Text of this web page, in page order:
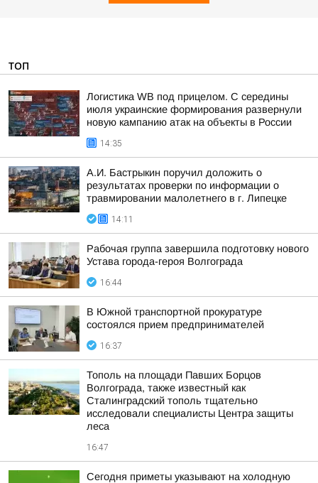
ТОП
Логистика WB под прицелом. С середины
июля украинские формирования развернули
новую кампанию атак на объекты в России
14:35
А.И. Бастрыкин поручил доложить о
результатах проверки по информации о
травмировании малолетнего в г. Липецке
14:11
Рабочая группа завершила подготовку нового
Устава города-героя Волгограда
16:44
В Южной транспортной прокуратуре
состоялся прием предпринимателей
16:37
Тополь на площади Павших Борцов
Волгограда, также известный как
Сталинградский тополь тщательно
исследовали специалисты Центра защиты
леса
16:47
Сегодня приметы указывают на холодную